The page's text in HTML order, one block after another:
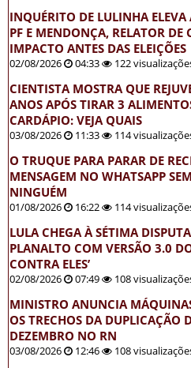
INQUÉRITO DE LULINHA ELEVA
PF E MENDONÇA, RELATOR DE
IMPACTO ANTES DAS ELEIÇÕES
02/08/2026 04:33 122
CIENTISTA MOSTRA QUE
ANOS APÓS TIRAR 3
CARDÁPIO: VEJA QUAIS
03/08/2026 11:33 114
O TRUQUE PARA PARAR DE
MENSAGEM NO WHATSAPP
NINGUÉM
01/08/2026 16:22 114
LULA CHEGA À SÉTIMA
PLANALTO COM VERSÃO 3.0
CONTRA ELES’
02/08/2026 07:49 108
MINISTRO ANUNCIA
OS TRECHOS DA DUPLICAÇÃO
DEZEMBRO NO RN
03/08/2026 12:46 108